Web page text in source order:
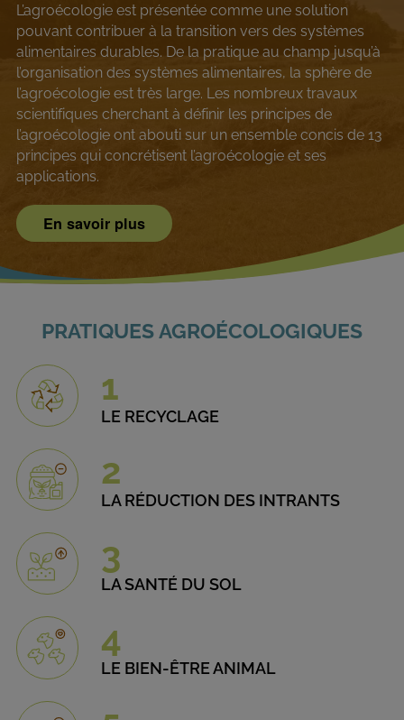
L’agroécologie est présentée comme une solution
pouvant contribuer à la transition vers des systèmes
alimentaires durables. De la pratique au champ jusqu’à
l’organisation des systèmes alimentaires, la sphère de
l’agroécologie est très large. Les nombreux travaux
scientifiques cherchant à définir les principes de
l’agroécologie ont abouti sur un ensemble concis de 13
principes qui concrétisent l’agroécologie et ses
applications.
En savoir plus
PRATIQUES AGROÉCOLOGIQUES
1
LE RECYCLAGE
2
LA RÉDUCTION DES INTRANTS
3
LA SANTÉ DU SOL
4
LE BIEN-ÊTRE ANIMAL